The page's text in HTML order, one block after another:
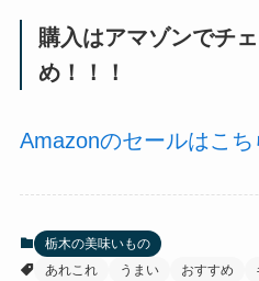
購入はアマゾンでチ
め！！！
Amazonのセールはこち
栃木の美味いもの
あれこれ
うまい おすすめ